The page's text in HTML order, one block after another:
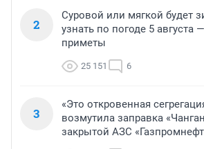
2
Суровой или мягкой будет
узнать по погоде 5 августа
приметы
25 151 6
3
«Это откровенная
возмутила заправка
закрытой АЗС